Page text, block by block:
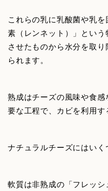
これらの乳に乳酸菌や乳
素（レンネット）」とい
させたものから水分を取
られます。
熟成はチーズの風味や食
要な工程で、カビを利用す
ナチュラルチーズにはいく
軟質は非熟成の「フレッ